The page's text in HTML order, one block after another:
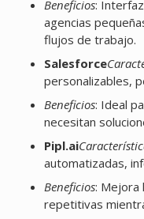
Beneficios:
agencias
flujos de trabajo.
Salesforce
personalizables,
Beneficios: Ideal
necesitan
Pipl.ai
automatizadas,
Beneficios: Mejora
repetitivas